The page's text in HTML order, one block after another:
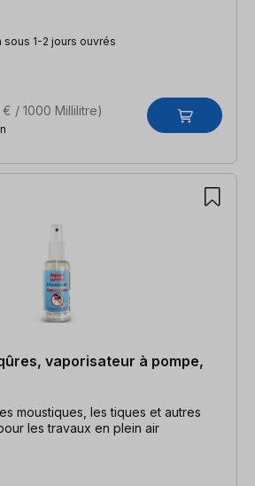
sous 1-2 jours ouvrés
€ / 1000 Millilitre)
vaporisateur à pompe,
moustiques, les tiques et autres
les travaux en plein air